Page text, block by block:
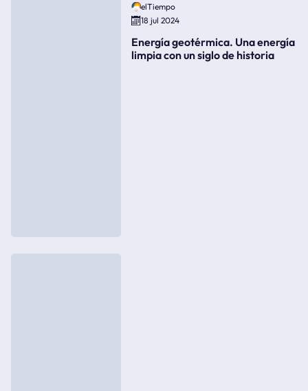
elTiempo
18 jul 2024
Energía geotérmica. Una energía
limpia con un siglo de historia